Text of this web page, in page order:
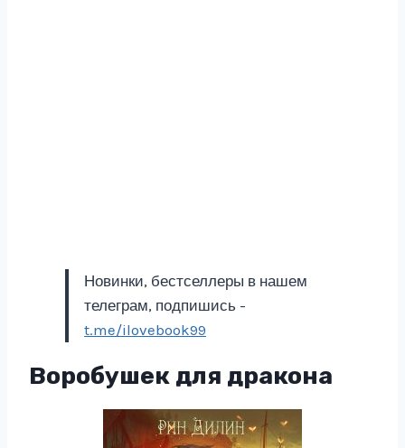
Новинки, бестселлеры в нашем
телеграм, подпишись -
t.me/ilovebook99
Воробушек для дракона